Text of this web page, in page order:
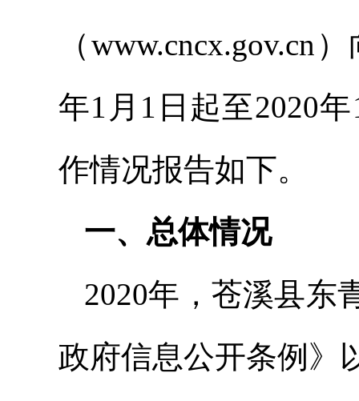
（www.cncx.gov.cn
年1月1日起至2020
作情况报告如下。
一、总体情况
2020年，苍溪县东
政府信息公开条例》